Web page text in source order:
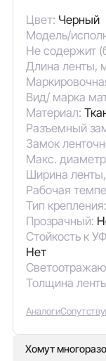
Цвет: Черный
Модель/
Не содержит
Длина ленты,
Вид/ марка
Материал:
Разъемный
Замок
Макс.
Ширина
Рабочая
Тип крепления:
Прозрачный:
Стойкость к
Нет
Толщина
Аналоги
Хомут